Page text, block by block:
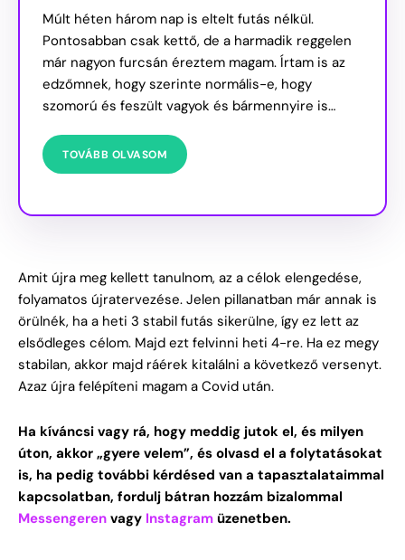
Múlt héten három nap is eltelt futás nélkül.
Pontosabban csak kettő, de a harmadik reggelen
már nagyon furcsán éreztem magam. Írtam is az
edzőmnek, hogy szerinte normális-e, hogy
szomorú és feszült vagyok és bármennyire is…
TOVÁBB OLVASOM
Amit újra meg kellett tanulnom, az a célok elengedése,
folyamatos újratervezése. Jelen pillanatban már annak is
örülnék, ha a heti 3 stabil futás sikerülne, így ez lett az
elsődleges célom. Majd ezt felvinni heti 4-re. Ha ez megy
stabilan, akkor majd ráérek kitalálni a következő versenyt.
Azaz újra felépíteni magam a Covid után.
Ha kíváncsi vagy rá, hogy meddig jutok el, és milyen
úton, akkor „gyere velem”, és olvasd el a folytatásokat
is, ha pedig további kérdésed van a tapasztalataimmal
kapcsolatban, fordulj bátran hozzám bizalommal
Messengeren vagy Instagram üzenetben.